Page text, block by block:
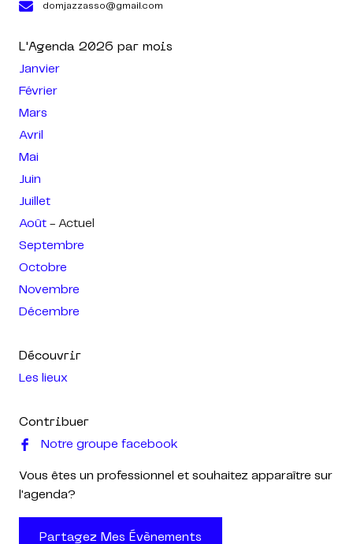
domjazzasso@gmail.com
L'Agenda 2026 par mois
Janvier
Février
Mars
Avril
Mai
Juin
Juillet
Août - Actuel
Septembre
Octobre
Novembre
Décembre
Découvrir
Les lieux
Contribuer
Notre groupe facebook
Vous êtes un professionnel et souhaitez apparaître sur
l'agenda?
Partagez Mes Évènements